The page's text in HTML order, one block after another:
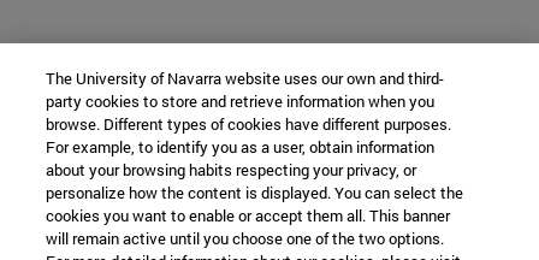
The University of Navarra website uses our own and third-
party cookies to store and retrieve information when you
browse. Different types of cookies have different purposes.
For example, to identify you as a user, obtain information
about your browsing habits respecting your privacy, or
personalize how the content is displayed. You can select the
cookies you want to enable or accept them all. This banner
will remain active until you choose one of the two options.